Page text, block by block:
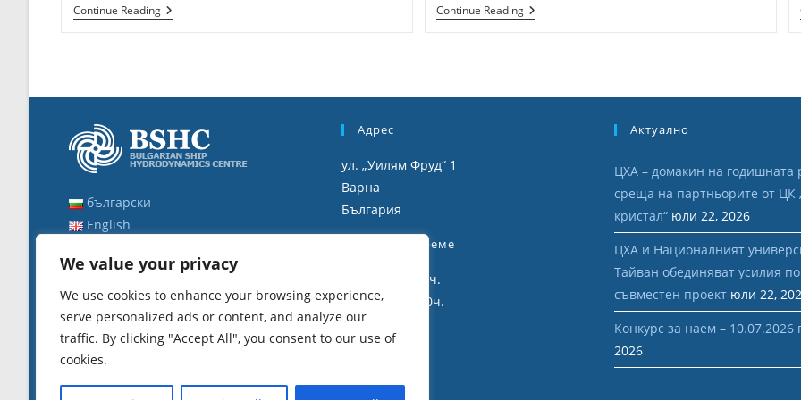
We value your privacy
We use cookies to enhance your browsing experience,
serve personalized ads or content, and analyze our
traffic. By clicking "Accept All", you consent to our use of
cookies.
Continue ReadingТърг
За
Continue ReadingПряко
Договаряне
С
Пропускателен
български
English
Адрес
ул. „Уилям Фруд“ 1
Варна
България
Работно Време
8:00 ч. - 12:00 ч.
12:30 ч. - 16:30ч.
Актуално
ЦХА – домакин на годишната
среща на партньорите от ЦК
кристал“ юли 22, 2026
ЦХА и Националният
Тайван обединяват усилия
съвместен проект юли 22,
Конкурс за наем – 10.07.2026
2026